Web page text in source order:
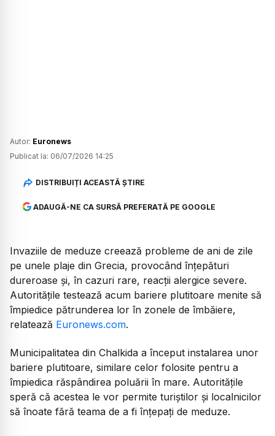
Autor: Euronews
Publicat la: 06/07/2026 14:25
DISTRIBUIȚI ACEASTĂ ȘTIRE
ADAUGĂ-NE CA SURSĂ PREFERATĂ PE GOOGLE
Invaziile de meduze creează probleme de ani de zile
pe unele plaje din Grecia, provocând înțepături
dureroase și, în cazuri rare, reacții alergice severe.
Autoritățile testează acum bariere plutitoare menite să
împiedice pătrunderea lor în zonele de îmbăiere,
relatează Euronews.com.
Municipalitatea din Chalkida a început instalarea unor
bariere plutitoare, similare celor folosite pentru a
împiedica răspândirea poluării în mare. Autoritățile
speră că acestea le vor permite turiștilor și localnicilor
să înoate fără teama de a fi înțepați de meduze.